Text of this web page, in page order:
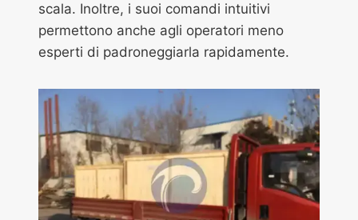
scala. Inoltre, i suoi comandi intuitivi
permettono anche agli operatori meno
esperti di padroneggiarla rapidamente.